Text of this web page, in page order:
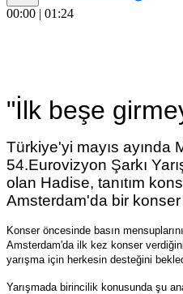
00:00 | 01:24
"İlk beşe
Türkiye'yi mayıs ayında
54.Eurovizyon Şarkı
olan Hadise, tanıtım
Amsterdam'da bir
Konser öncesinde basın
Amsterdam'da ilk kez konser
yarışma için herkesin desteğini
Yarışmada birincilik konusunda şu